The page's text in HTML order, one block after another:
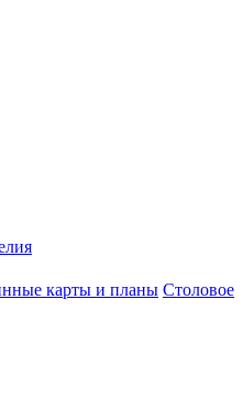
карты и планы Столовое